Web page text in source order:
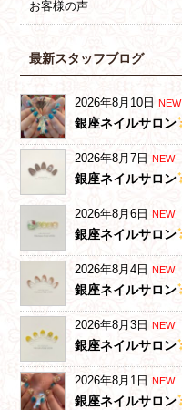
お客様の声
最新スタッフブログ
2026年8月10日 NEW
銀座ネイルサロン
2026年8月7日 NEW
銀座ネイルサロン
2026年8月6日 NEW
銀座ネイルサロン
2026年8月4日 NEW
銀座ネイルサロン
2026年8月3日 NEW
銀座ネイルサロン
2026年8月1日 NEW
銀座ネイルサロン